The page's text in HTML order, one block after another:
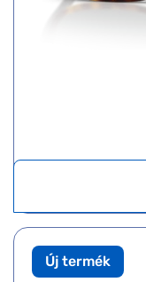
Új termék